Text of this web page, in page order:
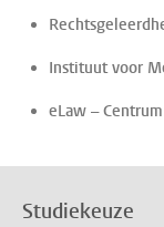
Instituut voor
eLaw –
Studiekeuze